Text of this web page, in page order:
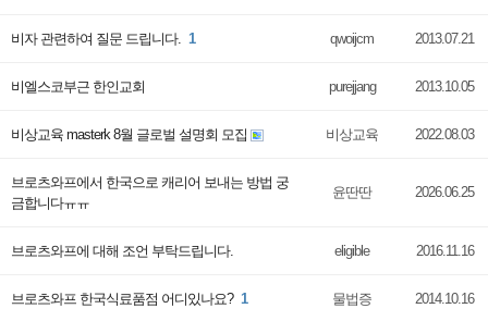
비자 관련하여 질문 드립니다. 1 qwoijcm 2013.07.21
비엘스코부근 한인교회 purejjang 2013.10.05
비상교육 masterk 8월 글로벌 설명회 모집 비상교육 2022.08.03
브로츠와프에서 한국으로 캐리어 보내는 방법 궁
금합니다ㅠㅠ
윤딴딴 2026.06.25
브로츠와프에 대해 조언 부탁드립니다. eligible 2016.11.16
브로츠와프 한국식료품점 어디있나요? 1 물법증 2014.10.16